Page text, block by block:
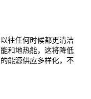
往任何时候都更清洁
和地热能，这将降低
能源供应多样化，不